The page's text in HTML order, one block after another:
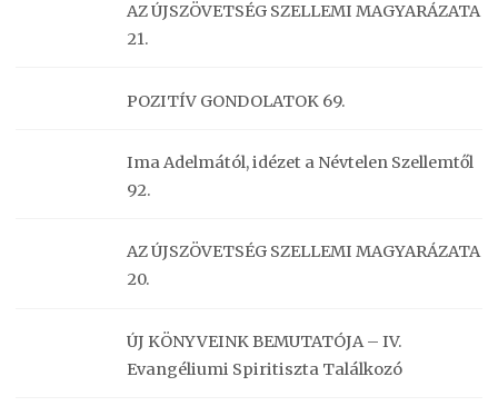
AZ ÚJSZÖVETSÉG SZELLEMI MAGYARÁZATA
21.
POZITÍV GONDOLATOK 69.
Ima Adelmától, idézet a Névtelen Szellemtől
92.
AZ ÚJSZÖVETSÉG SZELLEMI MAGYARÁZATA
20.
ÚJ KÖNYVEINK BEMUTATÓJA – IV.
Evangéliumi Spiritiszta Találkozó